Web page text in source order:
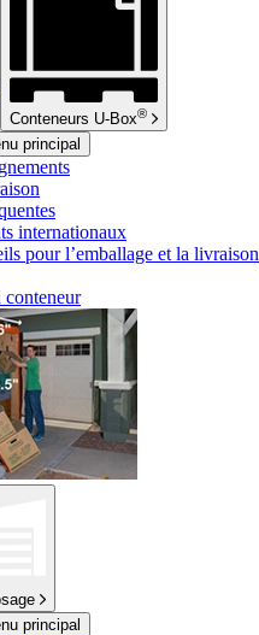
Conteneurs U-Box®
principal
internationaux
pour l’emballage et la livraison
principal